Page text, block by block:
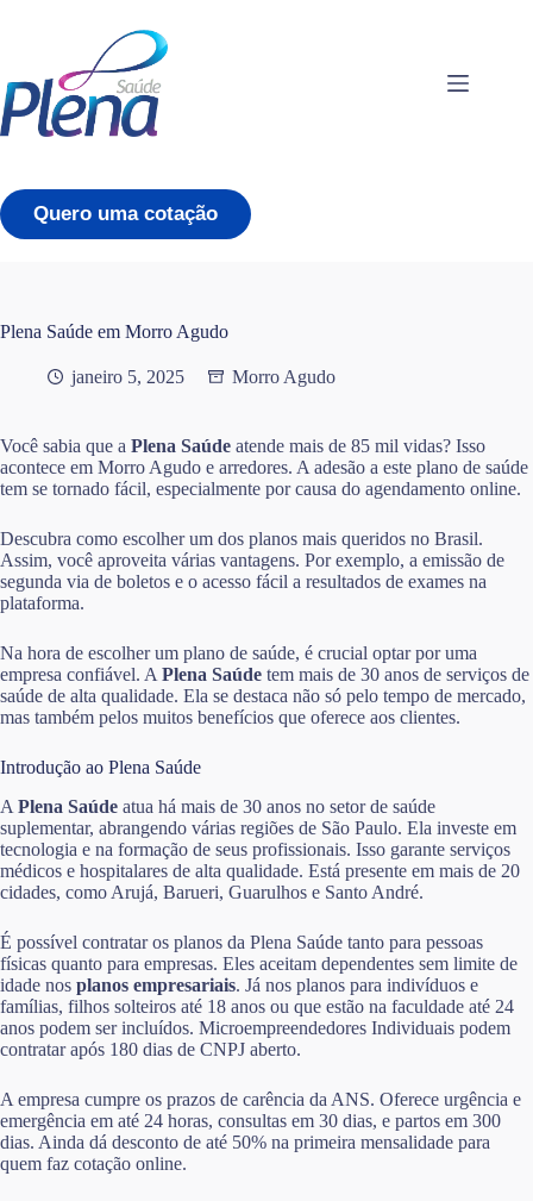
conteúdo
Quero uma cotação
Plena Saúde em Morro Agudo
janeiro 5, 2025 Morro Agudo
Você sabia que a Plena Saúde atende mais de 85 mil vidas? Isso
acontece em Morro Agudo e arredores. A adesão a este plano de saúde
tem se tornado fácil, especialmente por causa do agendamento online.
Descubra como escolher um dos planos mais queridos no Brasil.
Assim, você aproveita várias vantagens. Por exemplo, a emissão de
segunda via de boletos e o acesso fácil a resultados de exames na
plataforma.
Na hora de escolher um plano de saúde, é crucial optar por uma
empresa confiável. A Plena Saúde tem mais de 30 anos de serviços de
saúde de alta qualidade. Ela se destaca não só pelo tempo de mercado,
mas também pelos muitos benefícios que oferece aos clientes.
Introdução ao Plena Saúde
A Plena Saúde atua há mais de 30 anos no setor de saúde
suplementar, abrangendo várias regiões de São Paulo. Ela investe em
tecnologia e na formação de seus profissionais. Isso garante serviços
médicos e hospitalares de alta qualidade. Está presente em mais de 20
cidades, como Arujá, Barueri, Guarulhos e Santo André.
É possível contratar os planos da Plena Saúde tanto para pessoas
físicas quanto para empresas. Eles aceitam dependentes sem limite de
idade nos planos empresariais. Já nos planos para indivíduos e
famílias, filhos solteiros até 18 anos ou que estão na faculdade até 24
anos podem ser incluídos. Microempreendedores Individuais podem
contratar após 180 dias de CNPJ aberto.
A empresa cumpre os prazos de carência da ANS. Oferece urgência e
emergência em até 24 horas, consultas em 30 dias, e partos em 300
dias. Ainda dá desconto de até 50% na primeira mensalidade para
quem faz cotação online.